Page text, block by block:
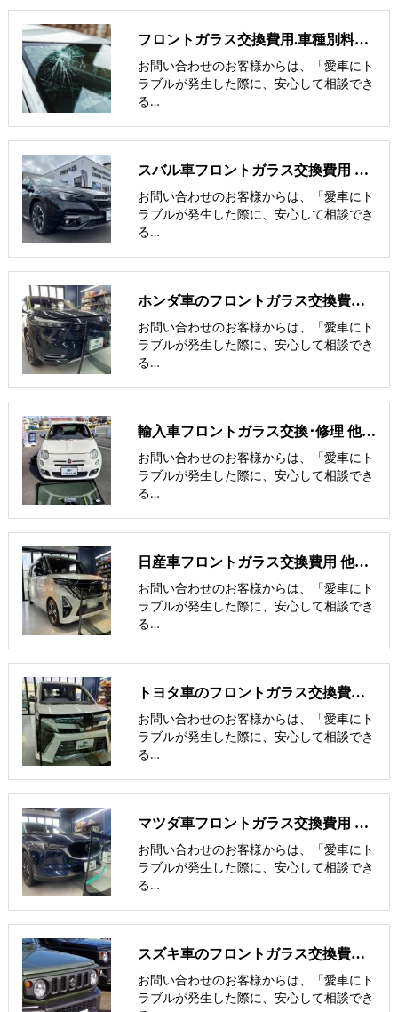
フロントガラス交換費用.車種別料金表-飛び石修理の価格を比較
お問い合わせのお客様からは、「愛車にト
ラブルが発生した際に、安心して相談でき
る…
スバル車フロントガラス交換費用 他社との価格比較
お問い合わせのお客様からは、「愛車にト
ラブルが発生した際に、安心して相談でき
る…
ホンダ車のフロントガラス交換費用 他社との価格比較
お問い合わせのお客様からは、「愛車にト
ラブルが発生した際に、安心して相談でき
る…
輸入車フロントガラス交換･修理 他社との価格比較
お問い合わせのお客様からは、「愛車にト
ラブルが発生した際に、安心して相談でき
る…
日産車フロントガラス交換費用 他社との価格比較
お問い合わせのお客様からは、「愛車にト
ラブルが発生した際に、安心して相談でき
る…
トヨタ車のフロントガラス交換費用 他社との価格比較
お問い合わせのお客様からは、「愛車にト
ラブルが発生した際に、安心して相談でき
る…
マツダ車フロントガラス交換費用 他社との価格比較
お問い合わせのお客様からは、「愛車にト
ラブルが発生した際に、安心して相談でき
る…
スズキ車のフロントガラス交換費用 他社との価格比較
お問い合わせのお客様からは、「愛車にト
ラブルが発生した際に、安心して相談でき